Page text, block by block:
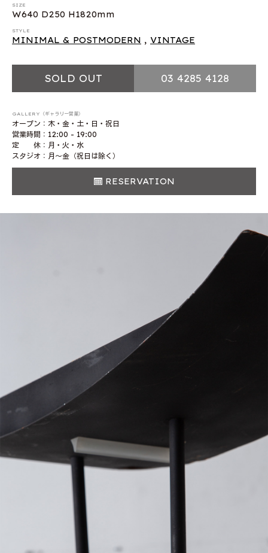
SIZE
W640 D250 H1820mm
STYLE
MINIMAL & POSTMODERN , VINTAGE
SOLD OUT 03 4285 4128
GALLERY（ギャラリー営業）
オープン：木・金・土・日・祝日
営業時間：12:00 - 19:00
定 休：月・火・水
スタジオ：月〜金（祝日は除く）
RESERVATION